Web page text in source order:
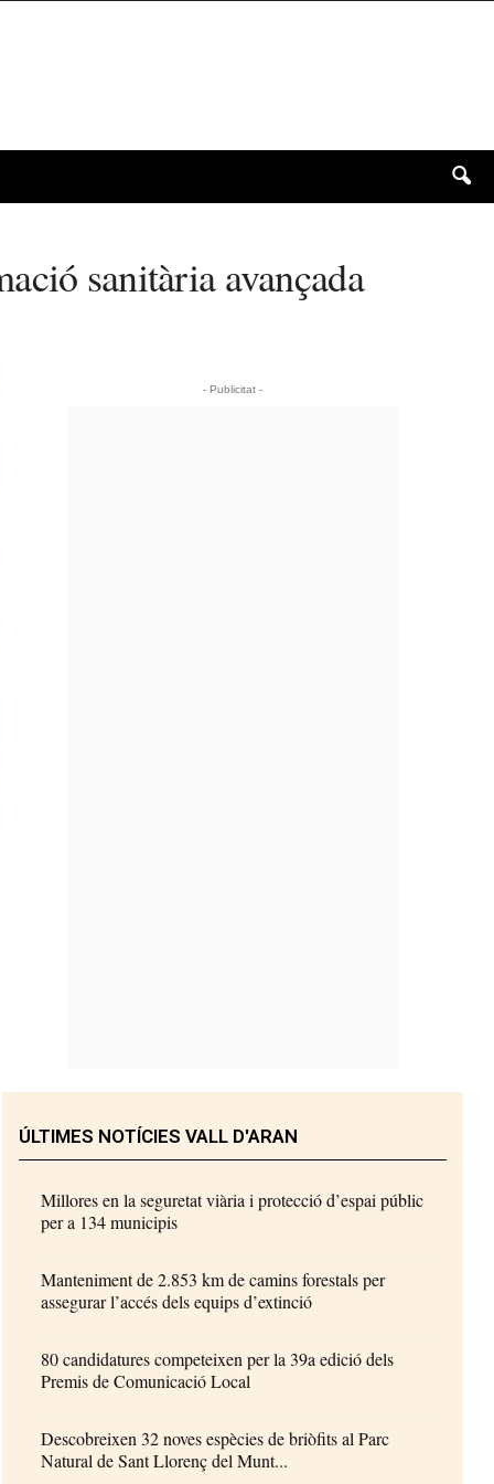
sanitària avançada
- Publicitat -
ÚLTIMES NOTÍCIES VALL D'ARAN
Millores en la seguretat viària i protecció d’espai públic
per a 134 municipis
Manteniment de 2.853 km de camins forestals per
assegurar l’accés dels equips d’extinció
80 candidatures competeixen per la 39a edició dels
Premis de Comunicació Local
Descobreixen 32 noves espècies de briòfits al Parc
Natural de Sant Llorenç del Munt...